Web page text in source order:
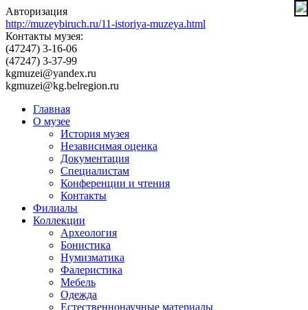
Авторизация
http://muzeybiruch.ru/11-istoriya-muzeya.html
Контакты музея:
(47247) 3-16-06
(47247) 3-37-99
kgmuzei@yandex.ru
kgmuzei@kg.belregion.ru
Главная
О музее
История музея
Независимая оценка
Документация
Специалистам
Конференции и чтения
Контакты
Филиалы
Коллекции
Археология
Бонистика
Нумизматика
Фалеристика
Мебель
Одежда
Естественнонаучные материалы